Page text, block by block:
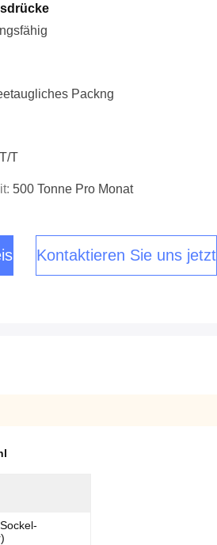
Packng
T
500 Tonne Pro Monat
Kontaktieren Sie uns jetzt